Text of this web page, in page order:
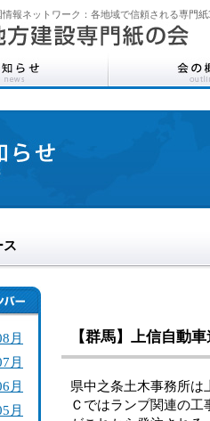
情報ネットワーク：各地域で信頼される専門
ス
月
月
月
月
【群馬】上信自動
県中之条土木事務所は
Ｃではランプ関連の